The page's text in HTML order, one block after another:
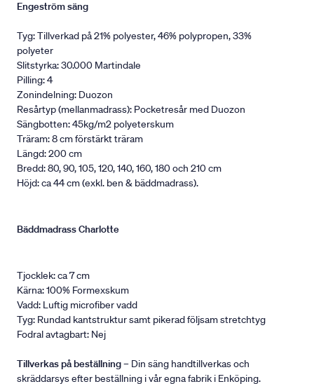
Engeström säng
Tyg: Tillverkad på 21% polyester, 46% polypropen, 33%
polyeter
Slitstyrka: 30.000 Martindale
Pilling: 4
Zonindelning: Duozon
Resårtyp (mellanmadrass): Pocketresår med Duozon
Sängbotten: 45kg/m2 polyeterskum
Träram: 8 cm förstärkt träram
Längd: 200 cm
Bredd: 80, 90, 105, 120, 140, 160, 180 och 210 cm
Höjd: ca 44 cm (exkl. ben & bäddmadrass).
Bäddmadrass Charlotte
Tjocklek: ca 7 cm
Kärna: 100% Formexskum
Vadd: Luftig microfiber vadd
Tyg: Rundad kantstruktur samt pikerad följsam stretchtyg
Fodral avtagbart: Nej
Tillverkas på beställning– Din säng handtillverkas och
skräddarsys efter beställning i vår egna fabrik i Enköping.